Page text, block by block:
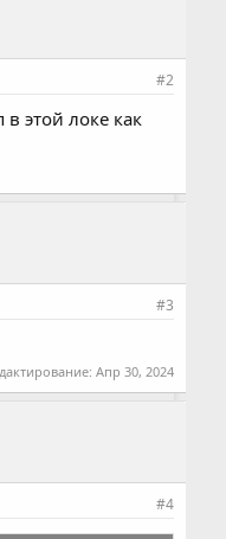
#2
этой локе как
#3
Апр 30, 2024
#4